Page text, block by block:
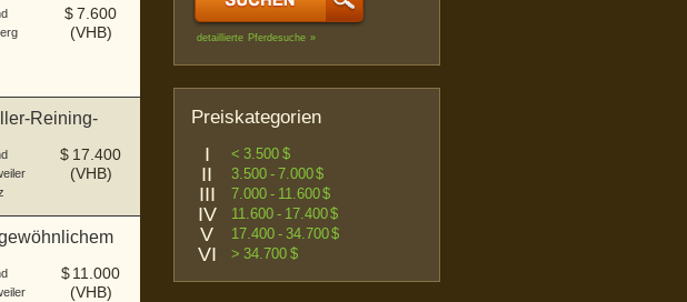
$7.600
(VHB)
Reining-
$ 17.400
(VHB)
$ 11.000
(VHB)
detaillierte Pferdesuche »
Preiskategorien
I < 3.500 $
II 3.500 - 7.000 $
III 7.000 - 11.600 $
IV 11.600 - 17.400 $
V 17.400 - 34.700 $
VI > 34.700 $